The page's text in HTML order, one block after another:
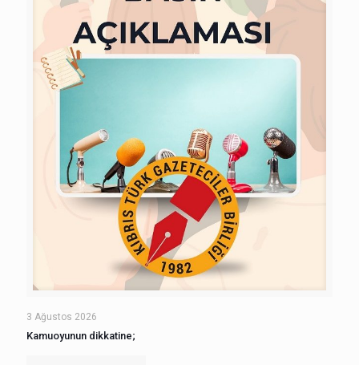
3 Ağustos 2026
Kamuoyunun dikkatine;